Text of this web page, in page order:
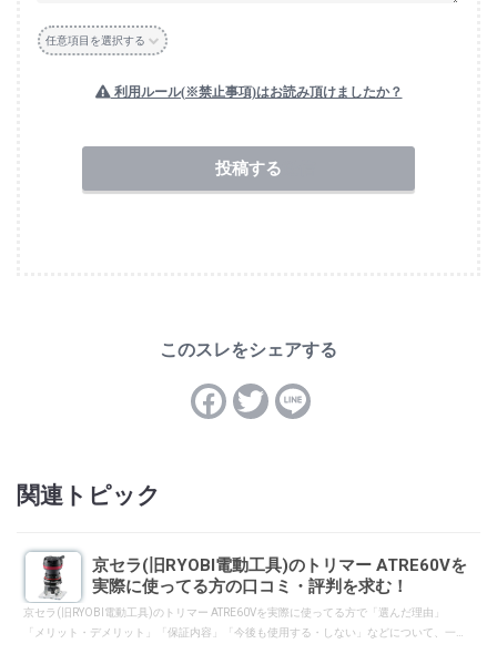
任意項目を選択する
利用ルール(※禁止事項)はお読み頂けましたか？
関連トピック
京セラ(旧RYOBI電動工具)のトリマー ATRE60Vを
実際に使ってる方の口コミ・評判を求む！
京セラ(旧RYOBI電動工具)のトリマー ATRE60Vを実際に使ってる方で「選んだ理由」
「メリット・デメリット」「保証内容」「今後も使用する・しない」などについて、一